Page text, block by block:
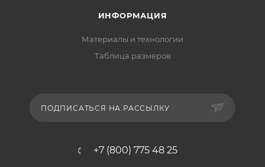
ИНФОРМАЦИЯ
Материалы и технологии
Таблица размеров
ПОДПИСАТЬСЯ НА РАССЫЛКУ
+7 (800) 775 48 25